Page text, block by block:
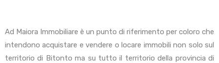
Ad Maiora Immobiliare è un punto di riferimento per coloro che
intendono acquistare e vendere o locare immobili non solo sul
territorio di Bitonto ma su tutto il territorio della provincia di